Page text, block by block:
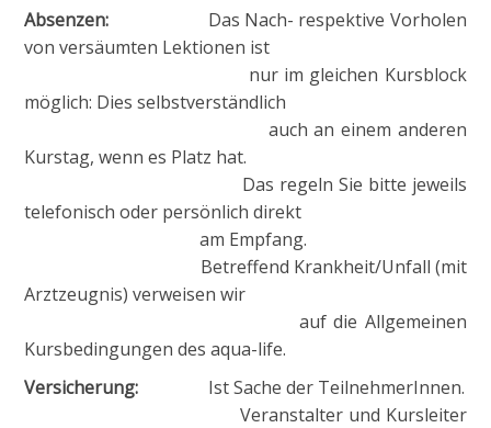
Absenzen: Das Nach- respektive Vorholen
von versäumten Lektionen ist
nur im gleichen Kursblock
möglich: Dies selbstverständlich
auch an einem anderen
Kurstag, wenn es Platz hat.
Das regeln Sie bitte jeweils
telefonisch oder persönlich direkt
am Empfang.
Betreffend Krankheit/Unfall (mit
Arztzeugnis) verweisen wir
auf die Allgemeinen
Kursbedingungen des aqua-life.
Versicherung: Ist Sache der TeilnehmerInnen.
Veranstalter und Kursleiter